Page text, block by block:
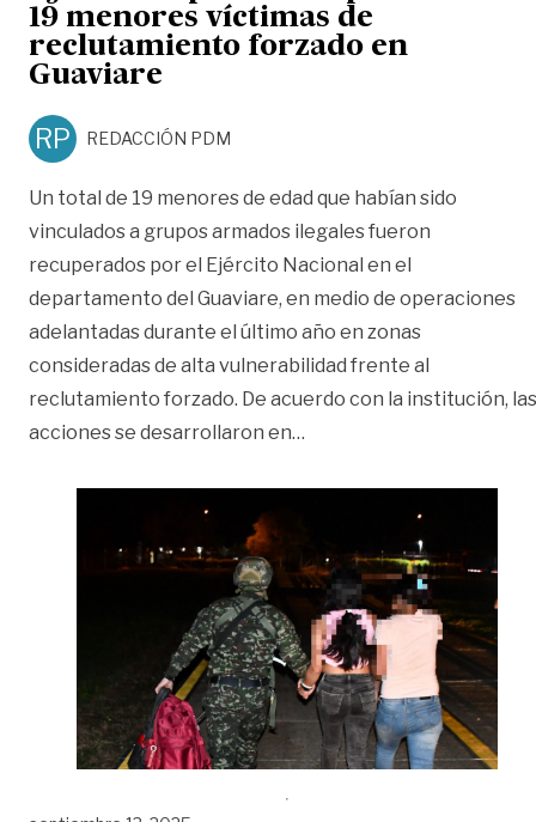
19 menores víctimas de
reclutamiento forzado en
Guaviare
RP REDACCIÓN PDM
Un total de 19 menores de edad que habían sido
vinculados a grupos armados ilegales fueron
recuperados por el Ejército Nacional en el
departamento del Guaviare, en medio de operaciones
adelantadas durante el último año en zonas
consideradas de alta vulnerabilidad frente al
reclutamiento forzado. De acuerdo con la institución, las
acciones se desarrollaron en…